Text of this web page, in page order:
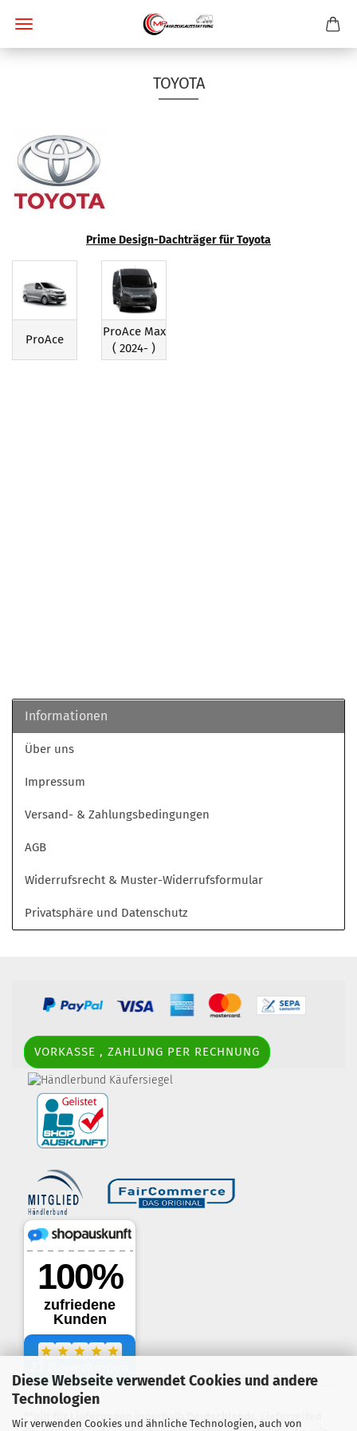
Diese Webseite verwendet Cookies und andere
Technologien
Wir verwenden Cookies und ähnliche Technologien, auch von
TOYOTA
Prime Design-Dachträger für Toyota
ProAce
ProAce Max
( 2024- )
Informationen
Über uns
Impressum
Versand- & Zahlungsbedingungen
AGB
Widerrufsrecht & Muster-Widerrufsformular
Privatsphäre und Datenschutz
VORKASSE , ZAHLUNG PER RECHNUNG
.
**gilt für Lieferungen innerhalb Deutschlands, Lieferzeiten